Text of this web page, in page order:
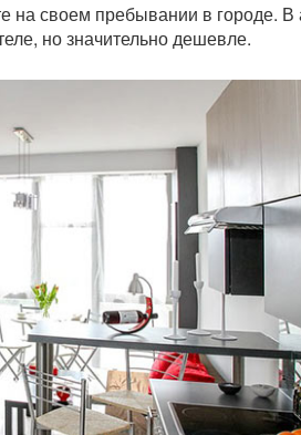
на своем пребывании в городе. В
но значительно дешевле.